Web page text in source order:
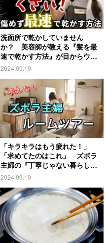
洗面所で乾かしていません
か？ 美容師が教える『髪を最
速で乾かす方法』が目からウロ
コ
2024.09.19
「キラキラはもう疲れた！」
「求めてたのはこれ」 ズボラ
主婦の『丁寧じゃない暮らし』
がこちら
2024.09.19